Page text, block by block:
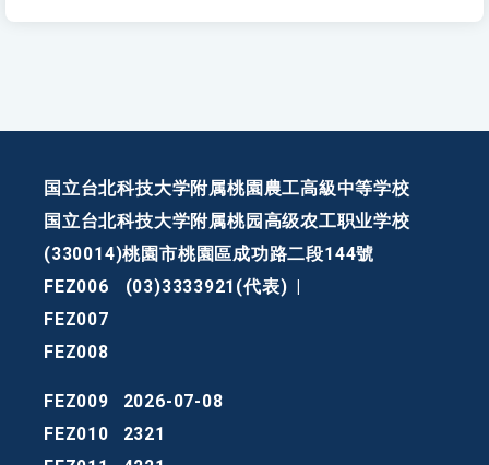
国立台北科技大学附属桃園農工高級中等学校
国立台北科技大学附属桃园高级农工职业学校
(330014)桃園市桃園區成功路二段144號
FEZ006
(03)3333921(代表)
FEZ007
FEZ008
FEZ009
2026-07-08
FEZ010
2321